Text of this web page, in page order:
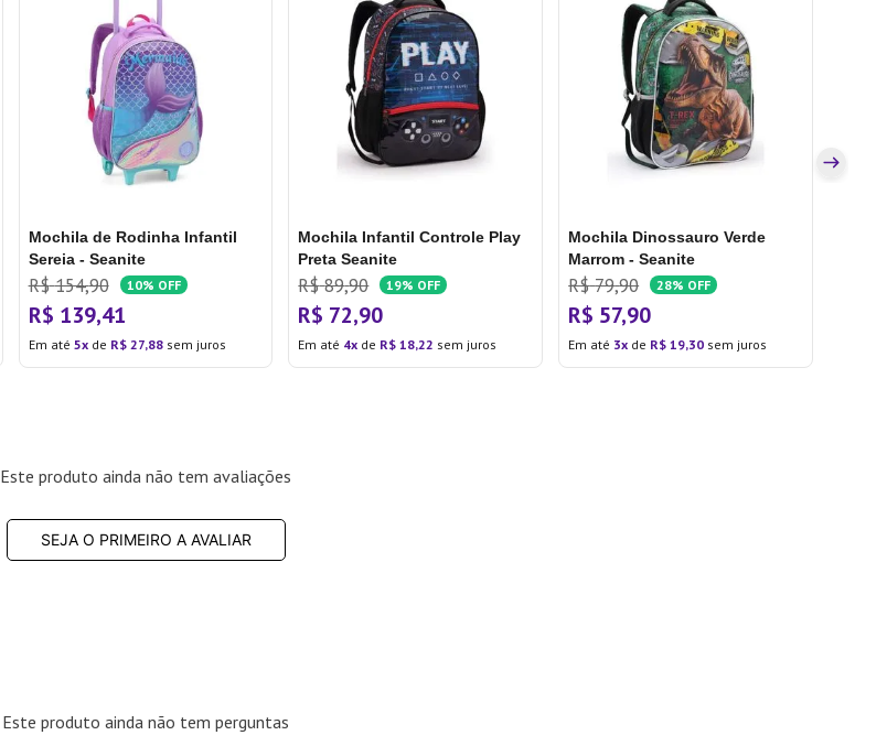
Mochila de Rodinha Infantil
Sereia - Seanite
R$ 154,90 10% OFF
R$ 139,41
Em até 5 de R$ 27,88sem juros
Mochila Infantil Controle Play
Preta Seanite
R$ 89,90 19% OFF
R$ 72,90
Em até 4 de R$ 18,22 sem juros
Mochila Dinossauro Verde
Marrom - Seanite
R$ 79,90 28% OFF
R$ 57,90
Em até 3 de R$ 19,30 sem juros
Este produto ainda não tem avaliações
SEJA O PRIMEIRO A AVALIAR
Este produto ainda não tem perguntas